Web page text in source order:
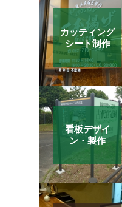
カッティング
シート制作
看板デザイ
ン・製作